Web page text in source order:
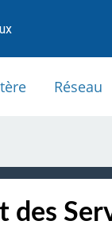
Réseau
des